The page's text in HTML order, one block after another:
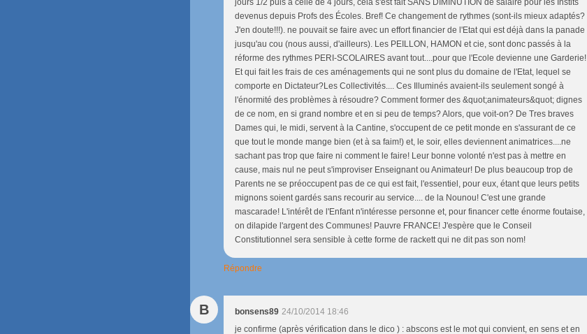
devenus depuis Profs des Écoles. Bref! Ce changement de rythmes (sont-ils mieux adaptés?
J'en doute!!!). ne pouvait se faire avec un effort financier de l'Etat qui est déjà dans la panade
jusqu'au cou (nous aussi, d'ailleurs). Les PEILLON, HAMON et cie, sont donc passés à la
réforme des rythmes PERI-SCOLAIRES avant tout....pour que l'Ecole devienne une Garderie!
Et qui fait les frais de ces aménagements qui ne sont plus du domaine de l'Etat, lequel se
comporte en Dictateur?Les Collectivités.... Ces Illuminés avaient-ils seulement songé à
l'énormité des problèmes à résoudre? Comment former des &quot;animateurs&quot; dignes
de ce nom, en si grand nombre et en si peu de temps? Alors, que voit-on? De Tres braves
Dames qui, le midi, servent à la Cantine, s'occupent de ce petit monde en s'assurant de ce
que tout le monde mange bien (et à sa faim!) et, le soir, elles deviennent animatrices....ne
sachant pas trop que faire ni comment le faire! Leur bonne volonté n'est pas à mettre en
cause, mais nul ne peut s'improviser Enseignant ou Animateur! De plus beaucoup trop de
Parents ne se préoccupent pas de ce qui est fait, l'essentiel, pour eux, étant que leurs petits
mignons soient gardés sans recourir au service.... de la Nounou! C'est une grande
mascarade! L'intérêt de l'Enfant n'intéresse personne et, pour financer cette énorme foutaise,
on dilapide l'argent des Communes! Pauvre FRANCE! J'espère que le Conseil
Constitutionnel sera sensible à cette forme de rackett qui ne dit pas son nom!
Répondre
B bonsens89 24/10/2014 18:46
je confirme (après vérification dans le dico ) : abscons est le mot qui convient, en sens et en